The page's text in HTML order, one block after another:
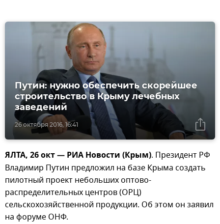
26 октября 2016, 16:41
Путин: нужно обеспечить скорейшее
строительство в Крыму лечебных
заведений
ЯЛТА, 26 окт — РИА Новости (Крым). Президент РФ
Владимир Путин предложил на базе Крыма создать
пилотный проект небольших оптово-
распределительных центров (ОРЦ)
сельскохозяйственной продукции. Об этом он заявил
на форуме ОНФ.